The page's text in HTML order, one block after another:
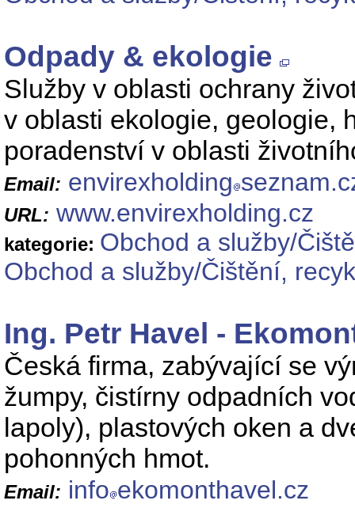
Odpady & ekologie
Služby v oblasti ochrany
v oblasti ekologie, geologie,
poradenství v oblasti
Email: envirexholding
URL: www.envirexholding.cz
kategorie: Obchod a služby/
Obchod a služby/Čištění,
Ing. Petr Havel -
Česká firma, zabývající se
žumpy, čistírny odpadních
lapoly), plastových oken a
pohonných hmot.
Email: info ekomonthavel.cz